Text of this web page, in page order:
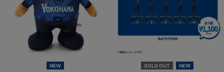
NEW SOLD OUT NEW